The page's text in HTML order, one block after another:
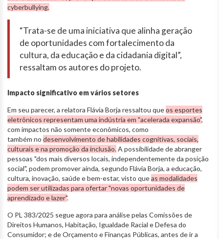
cyberbullying.
“Trata-se de uma iniciativa que alinha geração
de oportunidades com fortalecimento da
cultura, da educação e da cidadania digital”,
ressaltam os autores do projeto.
Impacto significativo em vários setores
Em seu parecer, a relatora Flávia Borja ressaltou queos esportes
eletrônicos representam uma indústria em "acelerada expansão",
com impactos não somente econômicos, como
também no desenvolvimento de habilidades cognitivas, sociais,
culturais e na promoção da inclusão.A possibilidade de abranger
pessoas "dos mais diversos locais, independentemente da posição
social", podem promover ainda, segundo Flávia Borja, a educação,
cultura, inovação, saúde e bem-estar, visto queas modalidades
podem ser utilizadas para ofertar "novas oportunidades de
aprendizado e lazer".
O PL 383/2025 segue agora para análise pelas Comissões de
Direitos Humanos, Habitação, Igualdade Racial e Defesa do
Consumidor; e de Orçamento e Finanças Públicas, antes de ir a